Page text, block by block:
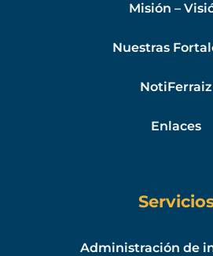
Misión –
Nuestras
NotiFerraiz
Enlaces
Administración de